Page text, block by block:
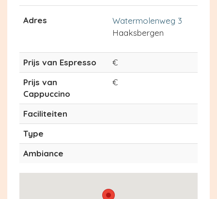
Adres
Watermolenweg 3
Haaksbergen
Prijs van Espresso
€
Prijs van
Cappuccino
€
Faciliteiten
Type
Ambiance